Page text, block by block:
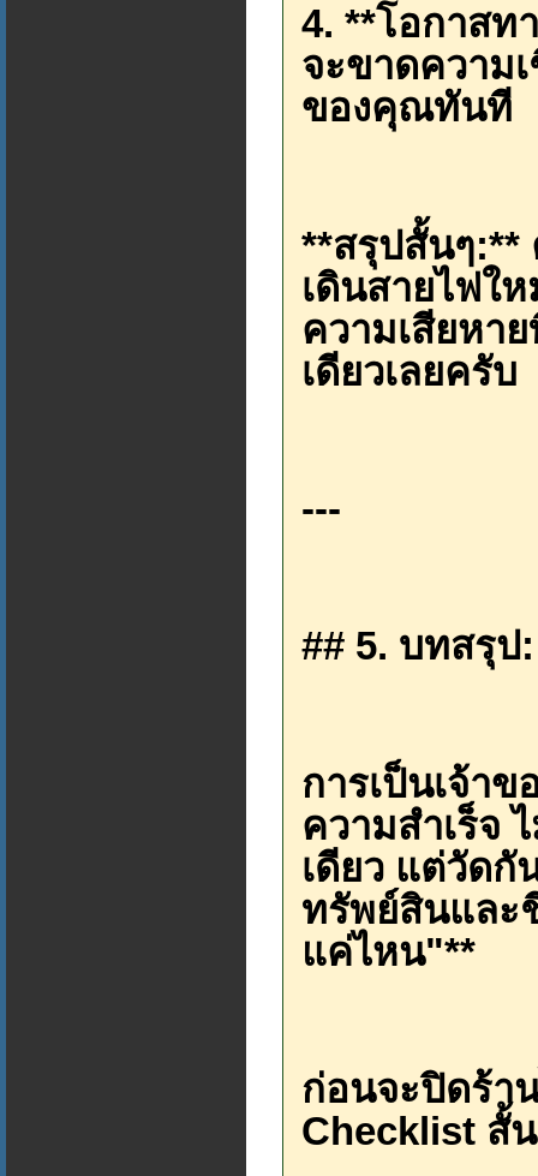
4. **โอกาสท
จะขาดความ
ของคุณทันที
**สรุปสั้นๆ:**
เดินสายไฟใ
ความเสียหา
เดียวเลยครับ
---
## 5. บทสรุป
การเป็นเจ้า
ความสำเร็จ
เดียว แต่วัด
ทรัพย์สินและ
แค่ไหน"**
ก่อนจะปิดร้า
Checklist สั้